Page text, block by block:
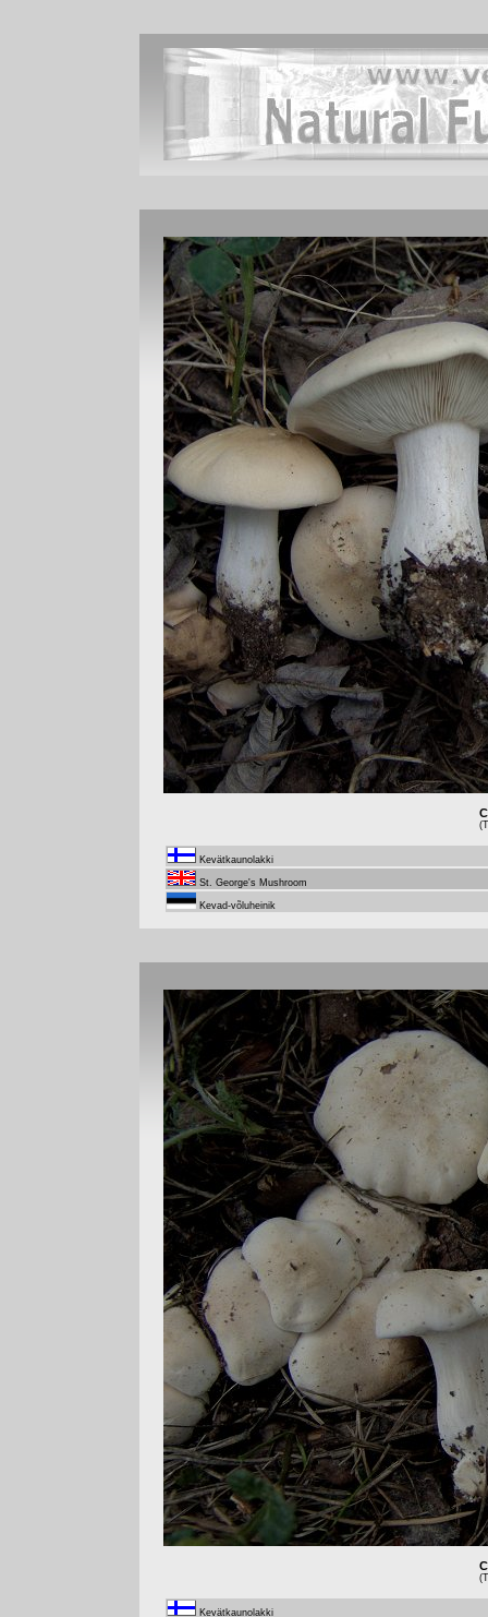
Kevätkaunolakki
St. George's Mushroom
Kevad-võluheinik
Kevätkaunolakki